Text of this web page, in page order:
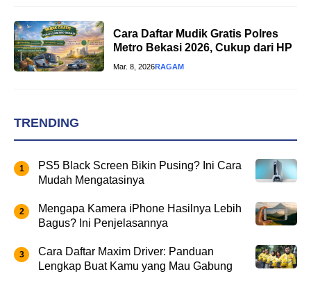
Cara Daftar Mudik Gratis Polres
Metro Bekasi 2026, Cukup dari HP
Mar. 8, 2026RAGAM
TRENDING
PS5 Black Screen Bikin Pusing? Ini Cara
Mudah Mengatasinya
Mengapa Kamera iPhone Hasilnya Lebih
Bagus? Ini Penjelasannya
Cara Daftar Maxim Driver: Panduan
Lengkap Buat Kamu yang Mau Gabung